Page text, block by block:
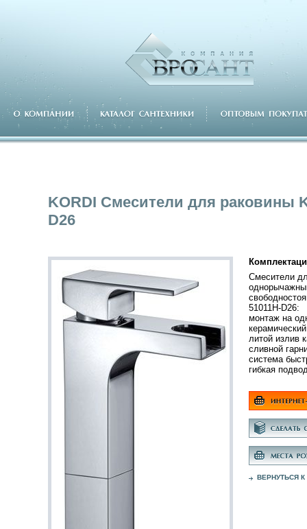
KORDI Смесители для раковины
D26
Смесители
51011H-D26:
монтаж на
литой излив
сливной
система
гибкая
ВЕРНУТЬСЯ К